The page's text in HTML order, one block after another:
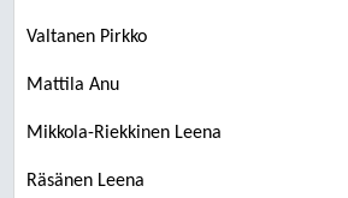
Valtanen Pirkko
Mattila Anu
Mikkola-Riekkinen Leena
Räsänen Leena